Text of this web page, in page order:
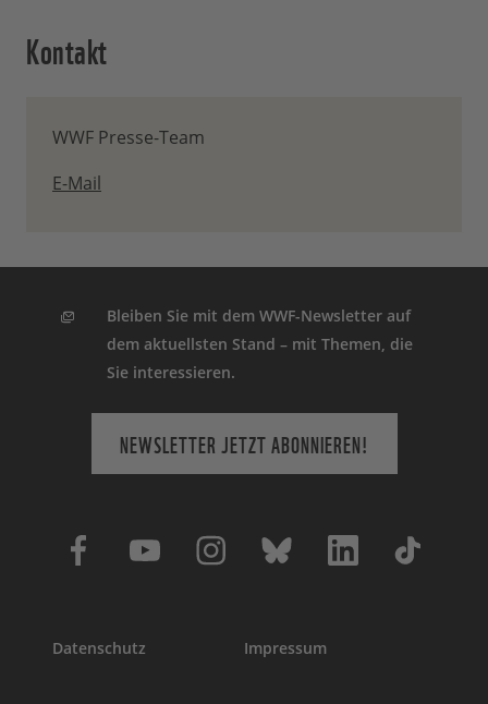
Kontakt
WWF Presse-Team
E-Mail
Bleiben Sie mit dem WWF-Newsletter auf
dem aktuellsten Stand – mit Themen, die
Sie interessieren.
NEWSLETTER JETZT ABONNIEREN!
Datenschutz Impressum